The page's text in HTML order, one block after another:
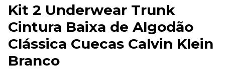
Kit 2 Underwear Trunk
Cintura Baixa de Algodão
Clássica Cuecas Calvin Klein
Branco